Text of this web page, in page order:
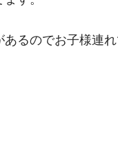
るのでお子様連れ